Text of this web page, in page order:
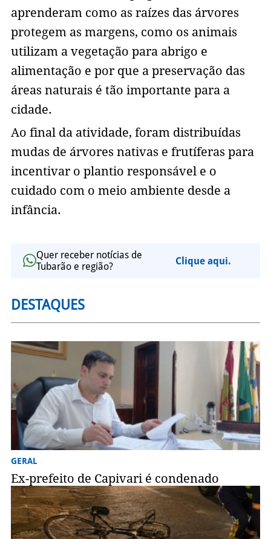
aprenderam como as raízes das árvores
protegem as margens, como os animais
utilizam a vegetação para abrigo e
alimentação e por que a preservação das
áreas naturais é tão importante para a
cidade.
Ao final da atividade, foram distribuídas
mudas de árvores nativas e frutíferas para
incentivar o plantio responsável e o
cuidado com o meio ambiente desde a
infância.
Quer receber notícias de
Tubarão e região?
Clique aqui.
DESTAQUES
GERAL
Ex-prefeito de Capivari é condenado